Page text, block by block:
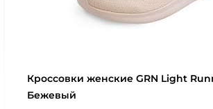
Кроссовки женские GRN Light
Бежевый